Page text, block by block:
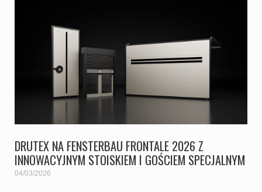
DRUTEX NA FENSTERBAU FRONTALE 2026 Z
INNOWACYJNYM STOISKIEM I GOŚCIEM SPECJALNYM
04/03/2026